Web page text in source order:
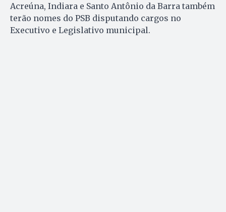
Acreúna, Indiara e Santo Antônio da Barra também
terão nomes do PSB disputando cargos no
Executivo e Legislativo municipal.